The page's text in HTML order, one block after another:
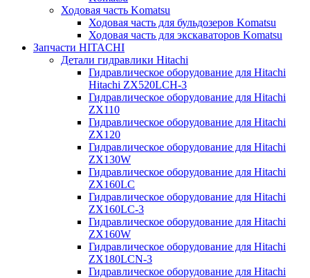
Ходовая часть Komatsu
Ходовая часть для бульдозеров Komatsu
Ходовая часть для экскаваторов Komatsu
Запчасти HITACHI
Детали гидравлики Hitachi
Гидравлическое оборудование для Hitachi
Hitachi ZX520LCH-3
Гидравлическое оборудование для Hitachi
ZX110
Гидравлическое оборудование для Hitachi
ZX120
Гидравлическое оборудование для Hitachi
ZX130W
Гидравлическое оборудование для Hitachi
ZX160LC
Гидравлическое оборудование для Hitachi
ZX160LC-3
Гидравлическое оборудование для Hitachi
ZX160W
Гидравлическое оборудование для Hitachi
ZX180LCN-3
Гидравлическое оборудование для Hitachi